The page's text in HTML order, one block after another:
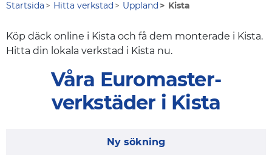
Startsida Hitta verkstad Uppland Kista
Köp däck online i Kista och få dem monterade i Kista.
Hitta din lokala verkstad i Kista nu.
Våra Euromaster-
verkstäder i Kista
Ny sökning